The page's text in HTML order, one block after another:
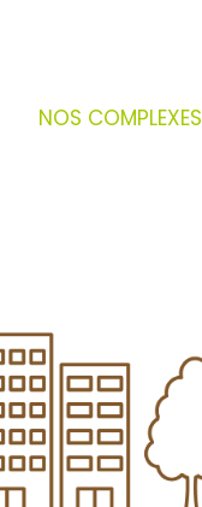
NOS COMPLEXES